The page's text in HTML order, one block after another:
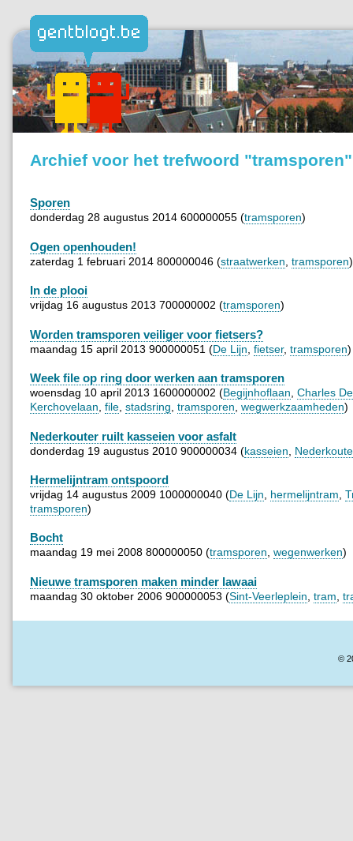
Archief voor het trefwoord "tramsporen"
Sporen
donderdag 28 augustus 2014 600000055 (tramsporen)
Ogen openhouden!
zaterdag 1 februari 2014 800000046 (straatwerken tramsporen)
In de plooi
vrijdag 16 augustus 2013 700000002 (tramsporen)
Worden tramsporen veiliger voor fietsers?
maandag 15 april 2013 900000051 (De Lijn fietser, tramsporen)
Week file op ring door werken aan tramsporen
woensdag 10 april 2013 1600000002 (Begijnhoflaan Charles De
Kerchovelaan file stadsring tramsporen wegwerkzaamheden)
Nederkouter ruilt kasseien voor asfalt
donderdag 19 augustus 2010 900000034 (kasseien
Hermelijntram ontspoord
vrijdag 14 augustus 2009 1000000040 (De Lijn hermelijntram
tramsporen)
Bocht
maandag 19 mei 2008 800000050 (tramsporen, wegenwerken)
Nieuwe tramsporen maken minder lawaai
maandag 30 oktober 2006 900000053 (Sint-Veerleplein tram
©